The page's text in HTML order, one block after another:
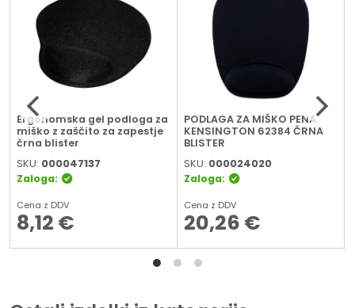
Ergonomska gel podloga za
miško z zaščito za zapestje
črna blister
SKU: 000047137
Zaloga:
Cena z DDV
8,12 €
PODLAGA ZA MIŠKO PENA
KENSINGTON 62384 ČRNA
BLISTER
SKU: 000024020
Zaloga:
Cena z DDV
20,26 €